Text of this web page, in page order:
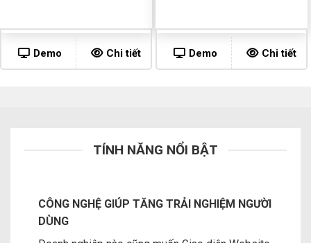
Demo Chi tiết Demo Chi tiết
TÍNH NĂNG NỔI BẬT
CÔNG NGHỆ GIÚP TĂNG TRẢI NGHIỆM NGƯỜI
DÙNG